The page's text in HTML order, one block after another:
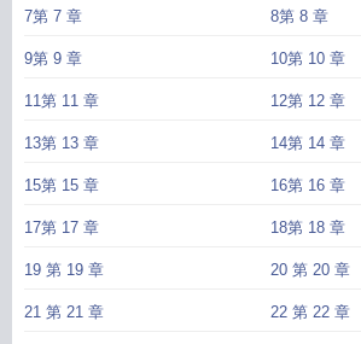
7第 7 章 8第 8 章
9第 9 章 10第 10 章
11第 11 章 12第 12 章
13第 13 章 14第 14 章
15第 15 章 16第 16 章
17第 17 章 18第 18 章
19 第 19 章 20 第 20 章
21 第 21 章 22 第 22 章